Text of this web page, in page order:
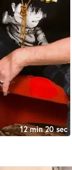
12 min 20 sec